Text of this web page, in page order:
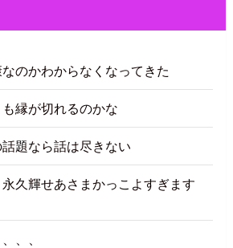
のかわからなくなってきた
縁が切れるのかな
題なら話は尽きない
久輝せあさまかっこよすぎます
、、